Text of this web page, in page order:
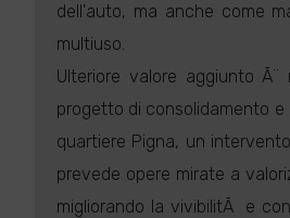
dell'auto, ma anche come
multiuso.
Ulteriore valore aggiunto Ã¨
progetto di consolidamento e
quartiere Pigna, un
prevede opere mirate a
migliorando la vivibilitÃ e